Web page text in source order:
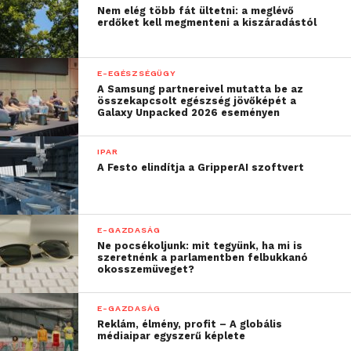
munkavállalók negyede világszerte aggódik, hogy
elveszti a munkáját a gépek miatt.
“A kutatás új lehetőséget
mutat a HR
szakembereknek, hogy a
technológia révén
elérhető hatékonysági
előnyök használatával
elősegítsék a munkaerő
digitális fejlesztését”
–mondta Joachim Skura, az Oracle HCM
Applications stratégiai igazgatója.
Nem elég több fát ültetni: a meglévő
erdőket kell megmenteni a kiszáradástól
E-EGÉSZSÉGÜGY
A Samsung partnereivel mutatta be az
összekapcsolt egészség jövőképét a
Galaxy Unpacked 2026 eseményen
IPAR
A Festo elindítja a GripperAI szoftvert
E-GAZDASÁG
Ne pocsékoljunk: mit tegyünk, ha mi is
szeretnénk a parlamentben felbukkanó
okosszemüveget?
E-GAZDASÁG
Reklám, élmény, profit – A globális
médiaipar egyszerű képlete